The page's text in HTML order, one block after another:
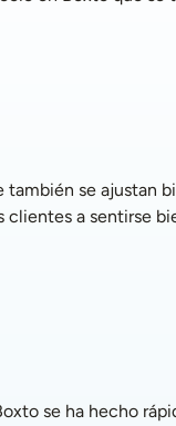
a sentirse